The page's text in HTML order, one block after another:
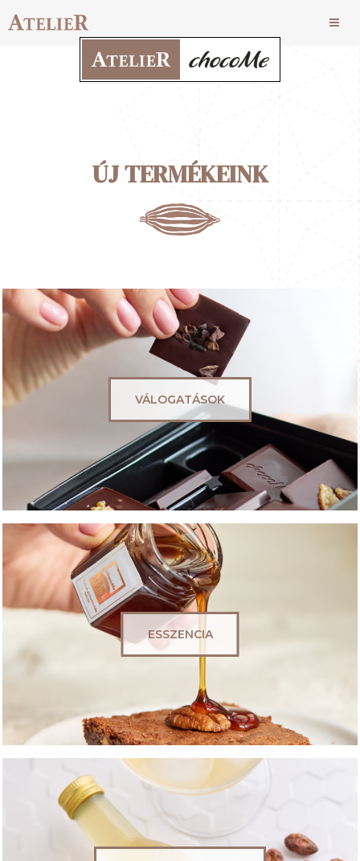
ÚJ TERMÉKEINK
VÁLOGATÁSOK
ESSZENCIA